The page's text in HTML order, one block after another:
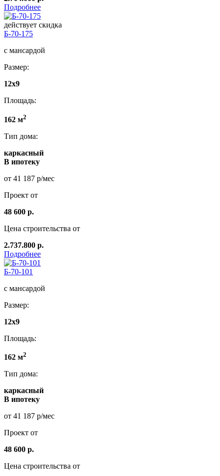
Подробнее
действует скидка
Б-70-175
с мансардой
Размер:
12x9
Площадь:
162 м2
Тип дома:
каркасный
В ипотеку
от 41 187 р/мес
Проект от
48 600 р.
Цена строительства от
2.737.800 р.
Подробнее
Б-70-101
с мансардой
Размер:
12x9
Площадь:
162 м2
Тип дома:
каркасный
В ипотеку
от 41 187 р/мес
Проект от
48 600 р.
Цена строительства от